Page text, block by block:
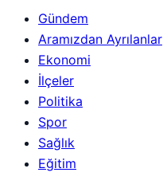
Gündem
Aramızdan Ayrılanlar
Ekonomi
İlçeler
Politika
Spor
Sağlık
Eğitim